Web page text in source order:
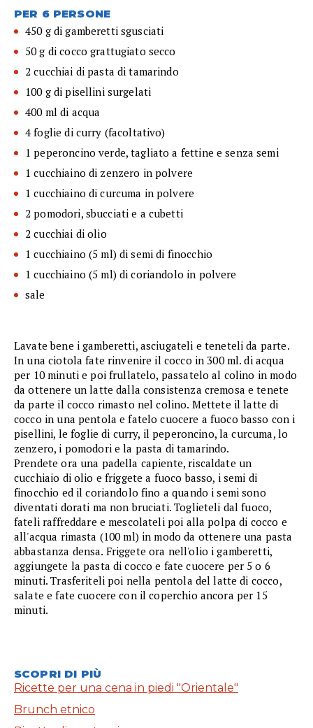
PER 6 PERSONE
450 g di gamberetti sgusciati
50 g di cocco grattugiato secco
2 cucchiai di pasta di tamarindo
100 g di pisellini surgelati
400 ml di acqua
4 foglie di curry (facoltativo)
1 peperoncino verde, tagliato a fettine e senza semi
1 cucchiaino di zenzero in polvere
1 cucchiaino di curcuma in polvere
2 pomodori, sbucciati e a cubetti
2 cucchiai di olio
1 cucchiaino (5 ml) di semi di finocchio
1 cucchiaino (5 ml) di coriandolo in polvere
sale
Lavate bene i gamberetti, asciugateli e teneteli da parte.
In una ciotola fate rinvenire il cocco in 300 ml. di acqua
per 10 minuti e poi frullatelo, passatelo al colino in modo
da ottenere un latte dalla consistenza cremosa e tenete
da parte il cocco rimasto nel colino. Mettete il latte di
cocco in una pentola e fatelo cuocere a fuoco basso con i
pisellini, le foglie di curry, il peperoncino, la curcuma, lo
zenzero, i pomodori e la pasta di tamarindo.
Prendete ora una padella capiente, riscaldate un
cucchiaio di olio e friggete a fuoco basso, i semi di
finocchio ed il coriandolo fino a quando i semi sono
diventati dorati ma non bruciati. Toglieteli dal fuoco,
fateli raffreddare e mescolateli poi alla polpa di cocco e
all'acqua rimasta (100 ml) in modo da ottenere una pasta
abbastanza densa. Friggete ora nell'olio i gamberetti,
aggiungete la pasta di cocco e fate cuocere per 5 o 6
minuti. Trasferiteli poi nella pentola del latte di cocco,
salate e fate cuocere con il coperchio ancora per 15
minuti.
SCOPRI DI PIÙ
Ricette per una cena in piedi "Orientale"
Brunch etnico